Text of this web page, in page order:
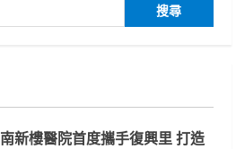
新樓醫院首度攜手復興里 打造